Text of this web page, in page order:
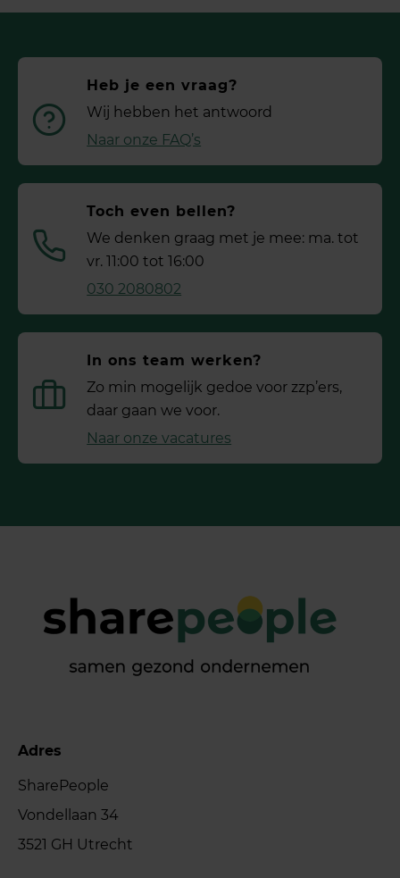
Heb je een vraag?
Wij hebben het antwoord
Naar onze FAQ’s
Toch even bellen?
We denken graag met je mee: ma. tot
vr. 11:00 tot 16:00
030 2080802
In ons team werken?
Zo min mogelijk gedoe voor ­zzp’ers,
daar gaan we voor.
Naar onze vacatures
Adres
SharePeople
Vondellaan 34
3521 GH Utrecht